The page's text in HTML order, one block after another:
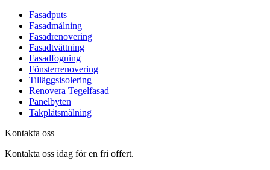
Fasadputs
Fasadmålning
Fasadrenovering
Fasadtvättning
Fasadfogning
Fönsterrenovering
Tilläggsisolering
Renovera Tegelfasad
Panelbyten
Takplåtsmålning
Kontakta oss
Kontakta oss idag för en fri offert.